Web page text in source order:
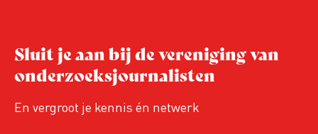
Sluit je aan bij de vereniging van
onderzoeksjournalisten
En vergroot je kennis én netwerk